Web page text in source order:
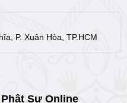
P. Xuân Hòa, TP.HCM
Sự Online